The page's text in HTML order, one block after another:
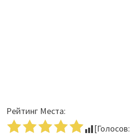
Рейтинг Места:
[Голосов: